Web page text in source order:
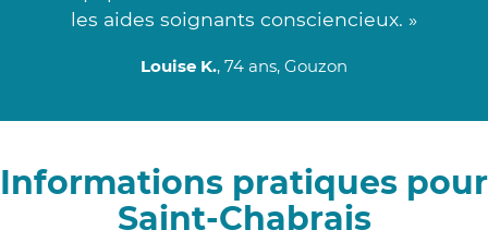
les aides soignants consciencieux. »
Louise K., 74 ans, Gouzon
Informations pratiques pour
Saint-Chabrais